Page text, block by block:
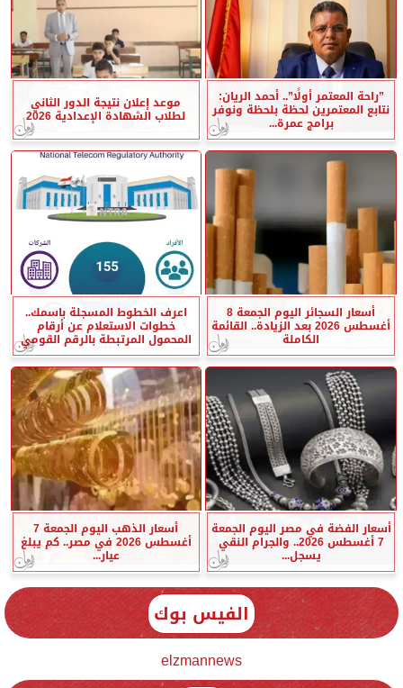
”راحة المعتمر أولًا”.. أحمد الريان:
نتابع المعتمرين لحظة بلحظة ونوفر
برامج عمرة...
موعد إعلان نتيجة الدور الثاني
لطلاب الشهادة الإعدادية 2026
أسعار السجائر اليوم الجمعة 8
أغسطس 2026 بعد الزيادة.. القائمة
الكاملة
اعرف الخطوط المسجلة باسمك..
خطوات الاستعلام عن أرقام
المحمول المرتبطة بالرقم القومي
أسعار الفضة في مصر اليوم الجمعة
7 أغسطس 2026.. والجرام النقي
يسجل...
أسعار الذهب اليوم الجمعة 7
أغسطس 2026 في مصر.. كم يبلغ
عيار...
الفيس بوك
elzmannews